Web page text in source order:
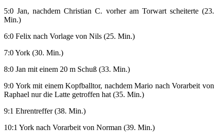
5:0 Jan, nachdem Christian C. vorher am Torwart scheiterte (23.
Min.)
6:0 Felix nach Vorlage von Nils (25. Min.)
7:0 York (30. Min.)
8:0 Jan mit einem 20 m Schuß (33. Min.)
9:0 York mit einem Kopfballtor, nachdem Mario nach Vorarbeit von
Raphael nur die Latte getroffen hat (35. Min.)
9:1 Ehrentreffer (38. Min.)
10:1 York nach Vorarbeit von Norman (39. Min.)